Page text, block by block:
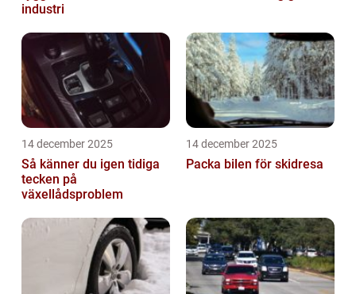
industri
14 december 2025
Så känner du igen tidiga
tecken på
växellådsproblem
14 december 2025
Packa bilen för skidresa